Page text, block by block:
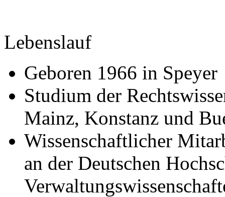
Lebenslauf
Geboren 1966 in Speyer
Studium der
Mainz, Konstanz und
Wissenschaftlicher
an der Deutschen